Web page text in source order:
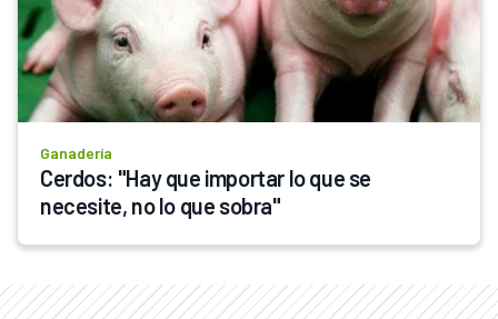
Ganadería
Cerdos: "Hay que importar lo que se
necesite, no lo que sobra"